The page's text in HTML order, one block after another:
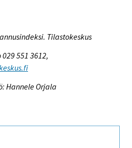
Tilastokeskus
551 3612,
Hannele Orjala